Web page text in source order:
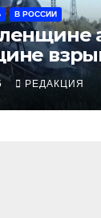
В РОССИИ
РЕДАКЦИЯ